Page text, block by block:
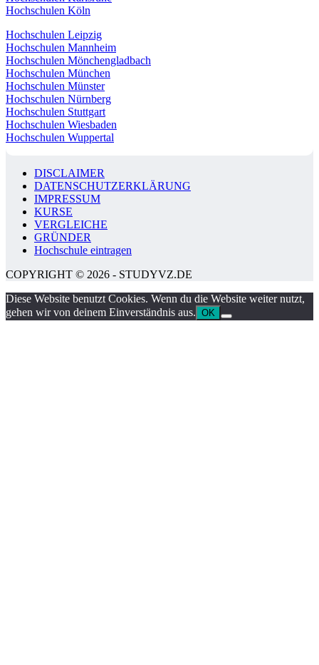
Hochschulen Köln
Hochschulen Leipzig
Hochschulen Mannheim
Hochschulen Mönchengladbach
Hochschulen München
Hochschulen Münster
Hochschulen Nürnberg
Hochschulen Stuttgart
Hochschulen Wiesbaden
Hochschulen Wuppertal
DISCLAIMER
DATENSCHUTZERKLÄRUNG
IMPRESSUM
KURSE
VERGLEICHE
GRÜNDER
Hochschule eintragen
COPYRIGHT © 2026 - STUDYVZ.DE
Diese Website benutzt Cookies. Wenn du die Website weiter nutzt,
gehen wir von deinem Einverständnis aus. OK